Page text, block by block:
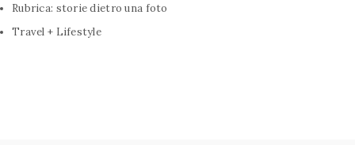
Rubrica: storie dietro una foto
Travel + Lifestyle